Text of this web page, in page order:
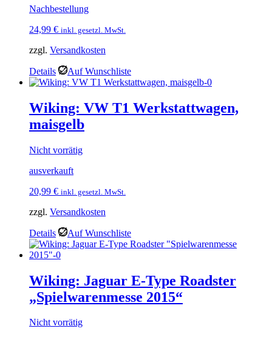
Nachbestellung
24,99 € inkl. gesetzl. MwSt.
zzgl. Versandkosten
Details Auf Wunschliste
Wiking: VW T1 Werkstattwagen,
maisgelb
Nicht vorrätig
ausverkauft
20,99 € inkl. gesetzl. MwSt.
zzgl. Versandkosten
Details Auf Wunschliste
Wiking: Jaguar E-Type Roadster
„Spielwarenmesse 2015“
Nicht vorrätig